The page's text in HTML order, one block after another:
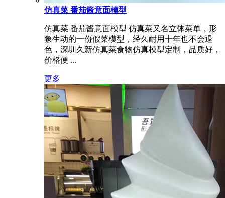
仿真菜 番茄酱意面模型
仿真菜 番茄酱意面模型 仿真菜又名立体菜单，形
象生动的一份假菜模型，经久耐用十年也不会退
色，深圳久新仿真菜食物仿真模型定制，品质好，
价格便 ...
更多